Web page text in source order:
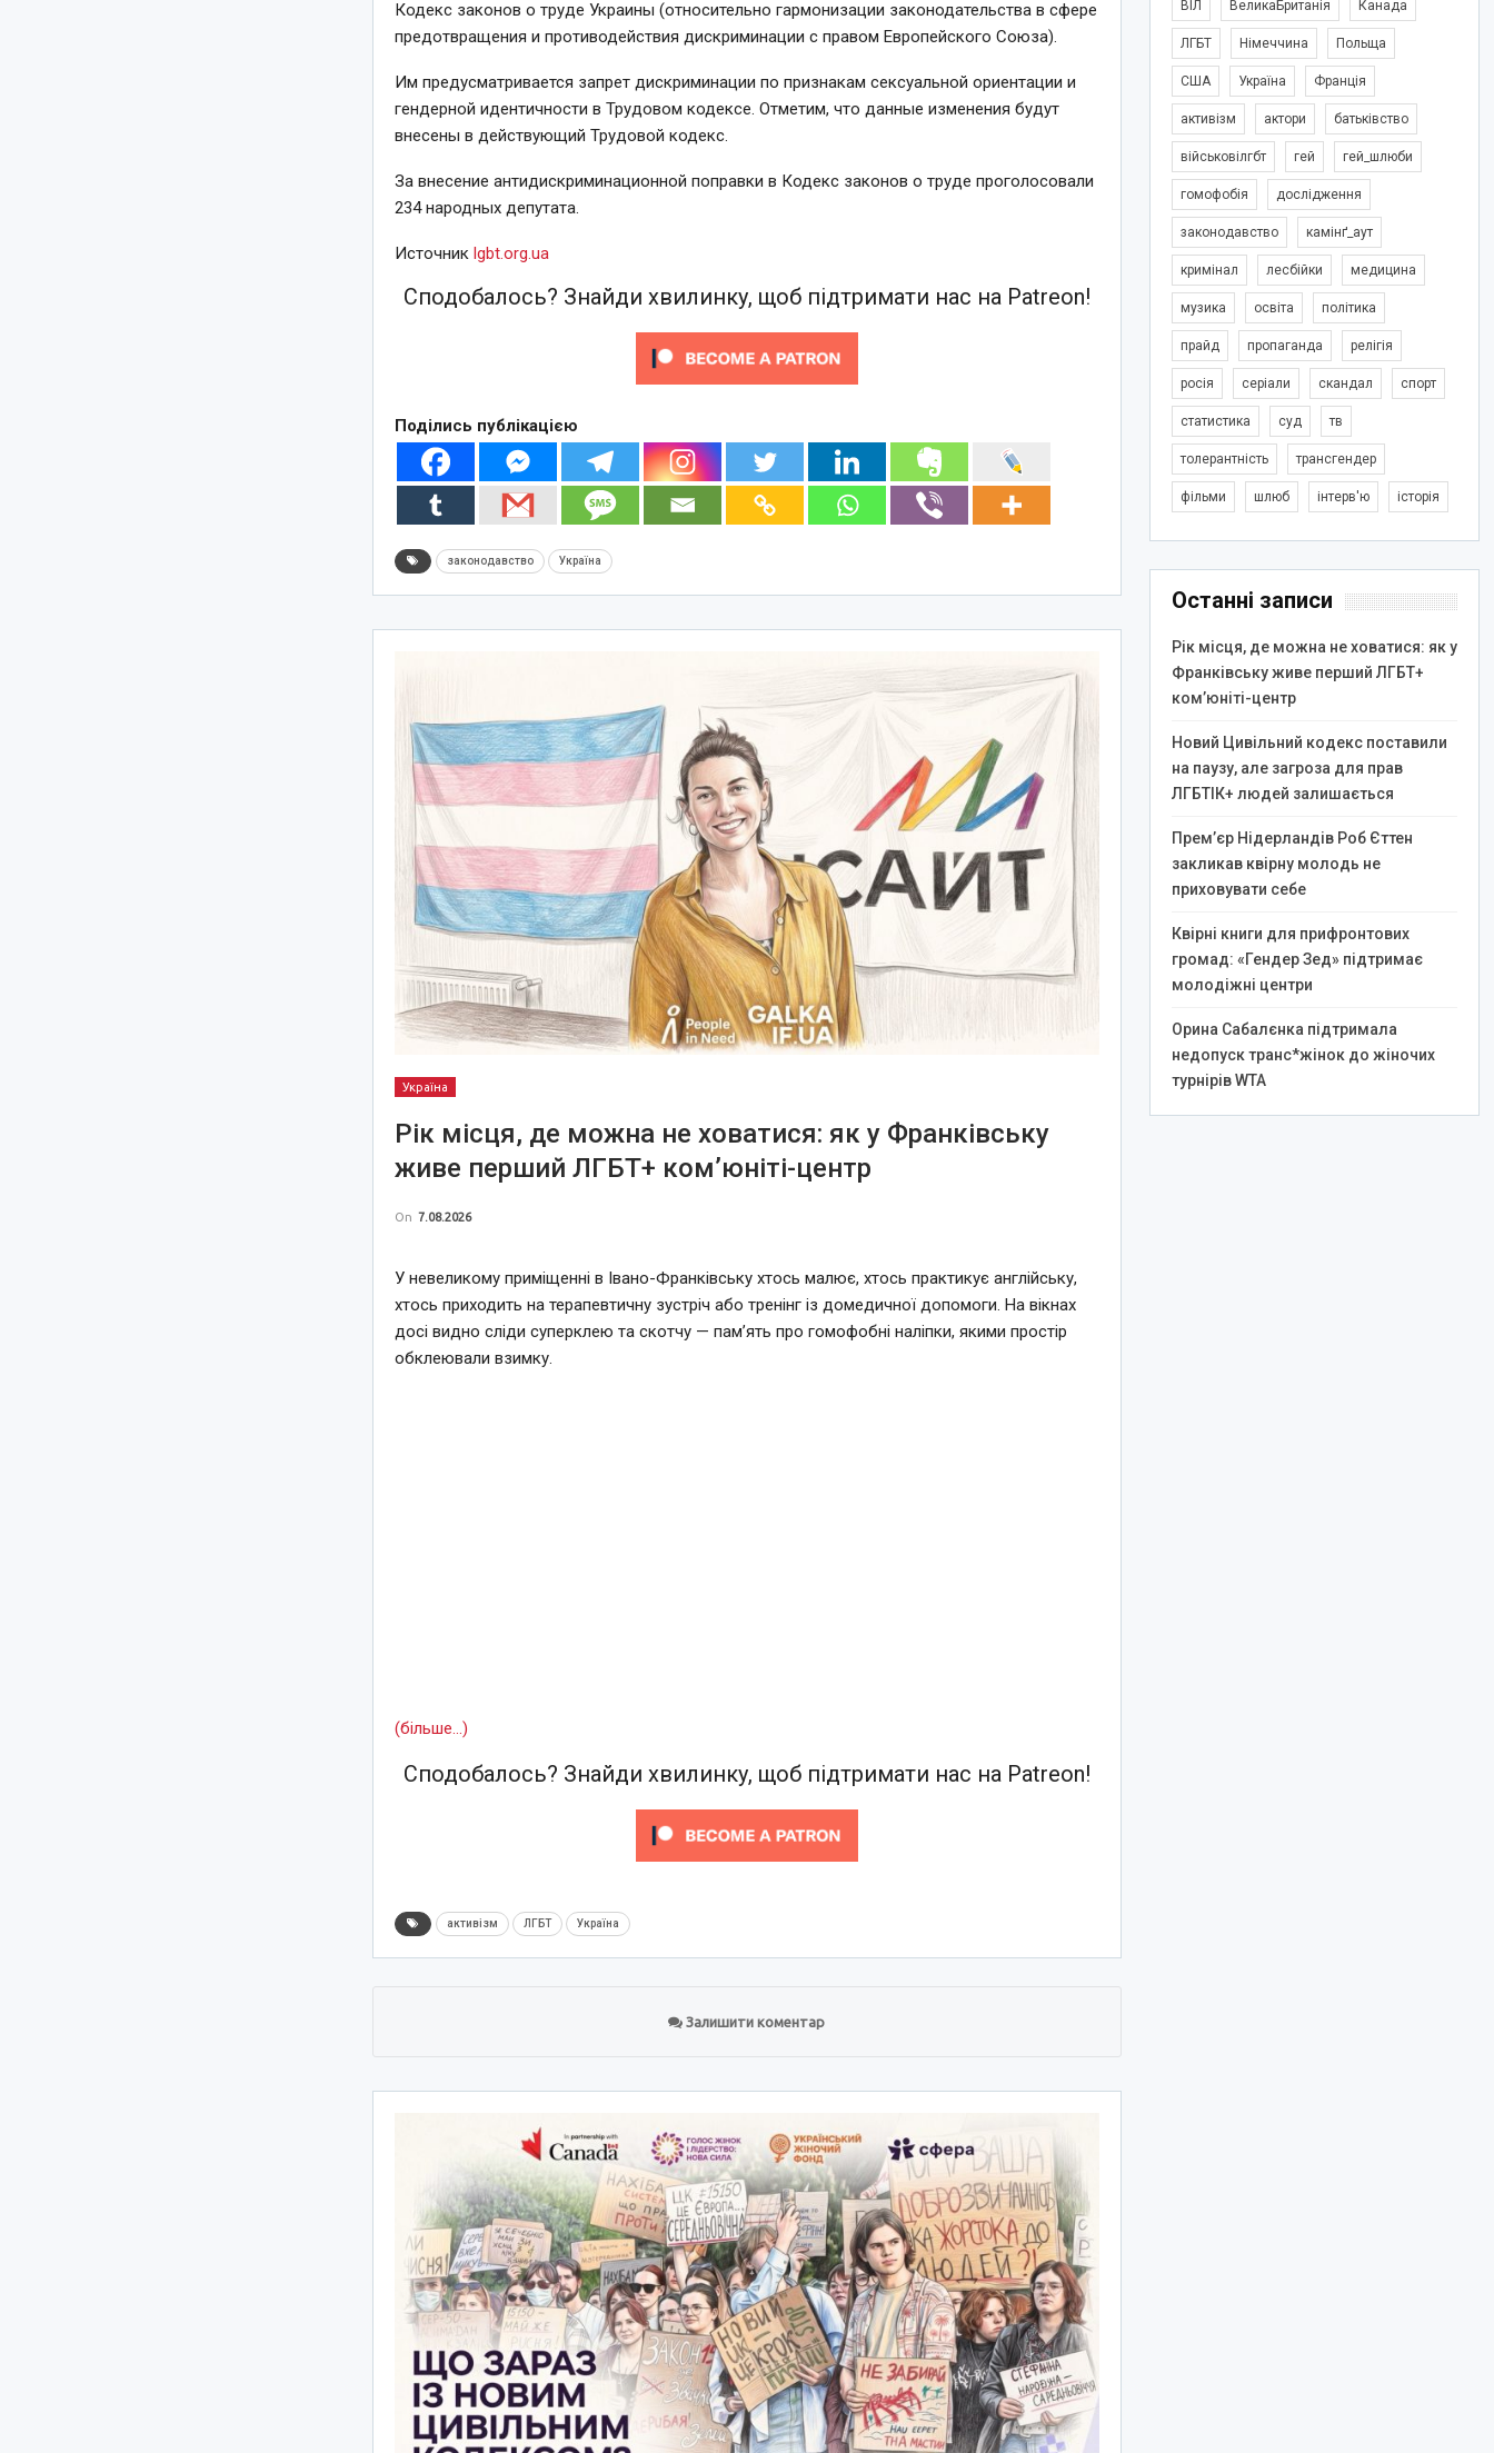
Кодекс законов о труде Украины (относительно гармонизации законодательства в сфере
предотвращения и противодействия дискриминации с правом Европейского Союза).
Им предусматривается запрет дискриминации по признакам сексуальной ориентации и
гендерной идентичности в Трудовом кодексе. Отметим, что данные изменения будут
внесены в действующий Трудовой кодекс.
За внесение антидискриминационной поправки в Кодекс законов о труде проголосовали
234 народных депутата.
Источникlgbt.org.ua
Сподобалось? Знайди хвилинку, щоб підтримати нас на Patreon!
Поділись публікацією
законодавство Україна
Україна
Рік місця, де можна не ховатися: як у Франківську
живе перший ЛГБТ+ ком’юніті-центр
On 7.08.2026
У невеликому приміщенні в Івано-Франківську хтось малює, хтось практикує англійську,
хтось приходить на терапевтичну зустріч або тренінг із домедичної допомоги. На вікнах
досі видно сліди суперклею та скотчу — пам’ять про гомофобні наліпки, якими простір
обклеювали взимку.
(більше…)
Сподобалось? Знайди хвилинку, щоб підтримати нас на Patreon!
активізм ЛГБТ Україна
Залишити коментар
ВІЛ ВеликаБританія Канада
ЛГБТ Німеччина Польща
США Україна Франція
активізм актори батьківство
військовілгбт гей гей_шлюби
гомофобія дослідження
законодавство камінґ_аут
кримінал лесбійки медицина
музика освіта політика
прайд пропаганда релігія
росія серіали скандал спорт
статистика суд тв
толерантність трансгендер
фільми шлюб інтерв'ю історія
Останні записи
Рік місця, де можна не ховатися: як у
Франківську живе перший ЛГБТ+
ком’юніті-центр
Новий Цивільний кодекс поставили
на паузу, але загроза для прав
ЛГБТІК+ людей залишається
Прем’єр Нідерландів Роб Єттен
закликав квірну молодь не
приховувати себе
Квірні книги для прифронтових
громад: «Гендер Зед» підтримає
молодіжні центри
Орина Сабалєнка підтримала
недопуск транс*жінок до жіночих
турнірів WTA